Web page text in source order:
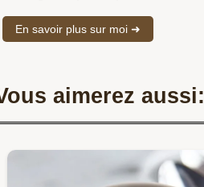
En savoir plus sur moi ➜
aimerez aussi: